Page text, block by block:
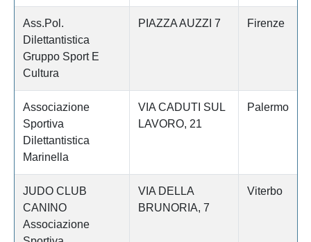
Ass.Pol.
Dilettantistica
Gruppo Sport E
Cultura
PIAZZA AUZZI 7 Firenze
Associazione
Sportiva
Dilettantistica
Marinella
VIA CADUTI SUL
LAVORO, 21
Palermo
JUDO CLUB
CANINO
Associazione
VIA DELLA
BRUNORIA, 7
Viterbo